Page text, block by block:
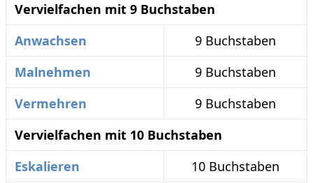
Vervielfachen mit 9 Buchstaben
Anwachsen
9 Buchstaben
Malnehmen
9 Buchstaben
Vermehren
9 Buchstaben
Vervielfachen mit 10 Buchstaben
Eskalieren
10 Buchstaben